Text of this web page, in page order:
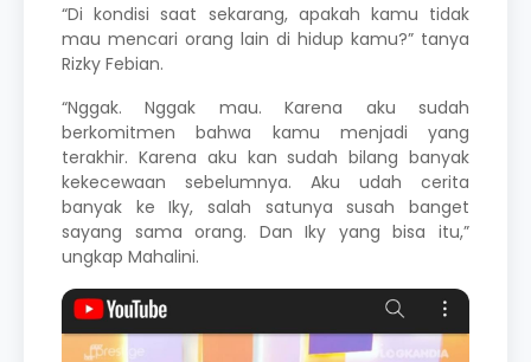
“Di kondisi saat sekarang, apakah kamu tidak
mau mencari orang lain di hidup kamu?” tanya
Rizky Febian.
“Nggak. Nggak mau. Karena aku sudah
berkomitmen bahwa kamu menjadi yang
terakhir. Karena aku kan sudah bilang banyak
kekecewaan sebelumnya. Aku udah cerita
banyak ke Iky, salah satunya susah banget
sayang sama orang. Dan Iky yang bisa itu,”
ungkap Mahalini.